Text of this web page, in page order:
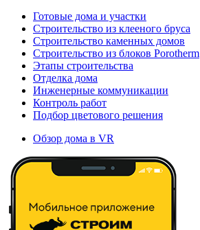
Готовые дома и участки
Строительство из клееного бруса
Строительство каменных домов
Строительство из блоков Porotherm
Этапы строительства
Отделка дома
Инженерные коммуникации
Контроль работ
Подбор цветового решения
Обзор дома в VR